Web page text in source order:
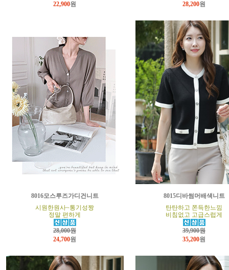
22,900원
28,200원
8016모스루즈가디건니트
시원한원사~통기성짱
정말 편하게
28,000원
24,700원
8015디바썸머배색니트
탄탄하고 쫀득한느낌
비침없고 고급스럽게
39,900원
35,200원